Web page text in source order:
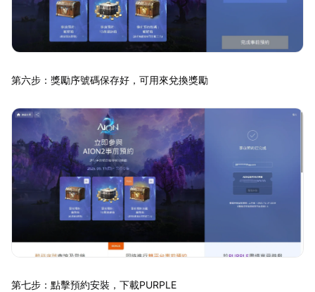
第六步：獎勵序號碼保存好，可用來兌換獎勵
第七步：點擊預約安裝，下載PURPLE